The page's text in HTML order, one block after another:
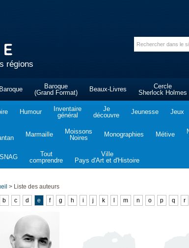
régions
Baroque
Baroque
(Grand Format)
Beaux-Livres
Cercle
Sherlock Holmes
Humour
Inventaire
général
Je
découvre
Jeunesse Jeux
Marmaille
Moissons
Noires
Monographies Métive
SNAG
Tout
comprendre
Ville
Pays d'Art et d'Histoire
> Liste des auteurs
b c d e f g h i j k m n o p q r